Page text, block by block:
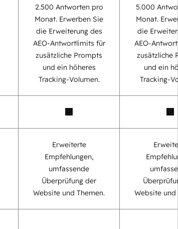
2.500 Antworten pro
Monat. Erwerben Sie
die Erweiterung des
AEO-Antwortlimits für
zusätzliche Prompts
und ein höheres
Tracking-Volumen.
5.000
Monat.
die
AEO-
zusätzliche
und ein
Tracking-
Erweiterte
Empfehlungen,
umfassende
Überprüfung der
Website und Themen.
Website und